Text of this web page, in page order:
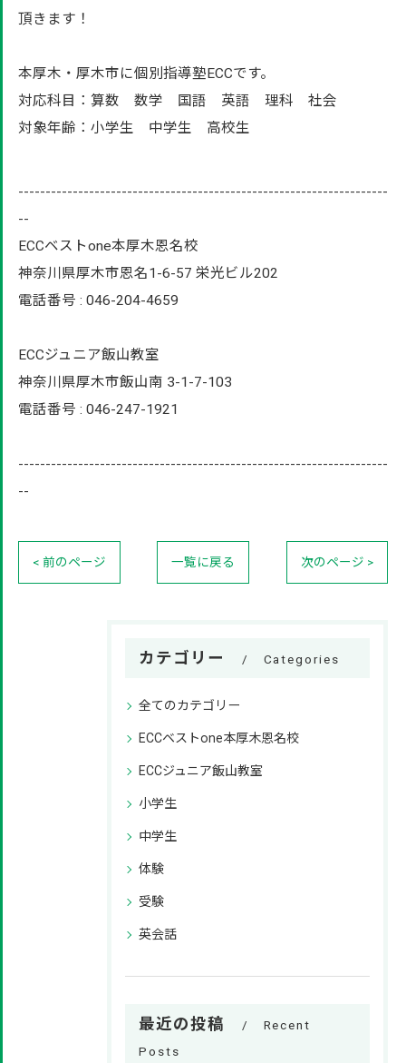
頂きます！
本厚木・厚木市に個別指導塾ECCです。
対応科目：算数 数学 国語 英語 理科 社会
対象年齢：小学生 中学生 高校生
--------------------------------------------------------------------
--
ECCベストone本厚木恩名校
神奈川県厚木市恩名1-6-57 栄光ビル202
電話番号 : 046-204-4659
ECCジュニア飯山教室
神奈川県厚木市飯山南 3-1-7-103
電話番号 : 046-247-1921
--------------------------------------------------------------------
--
< 前のページ 一覧に戻る 次のページ >
カテゴリー Categories
全てのカテゴリー
ECCベストone本厚木恩名校
ECCジュニア飯山教室
小学生
中学生
体験
受験
英会話
最近の投稿
Recent
Posts